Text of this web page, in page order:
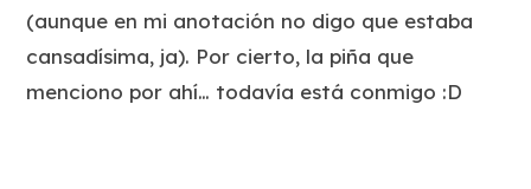
(aunque en mi anotación no digo que estaba
cansadísima, ja). Por cierto, la piña que
menciono por ahí… todavía está conmigo :D